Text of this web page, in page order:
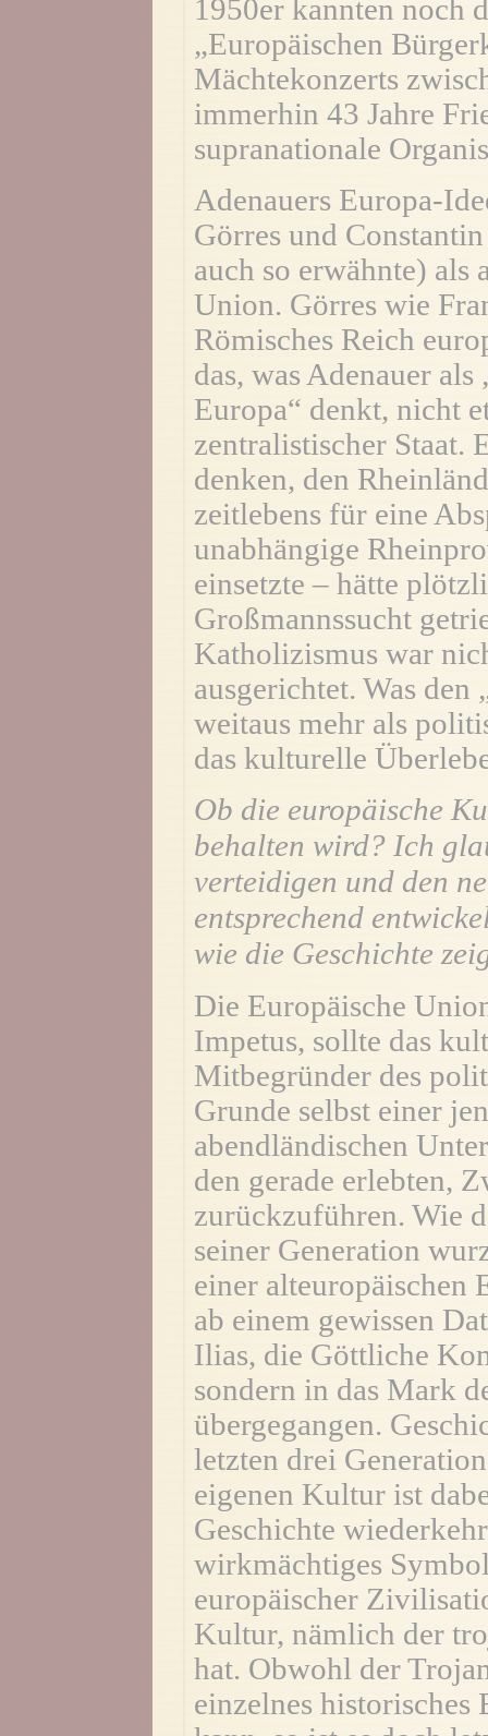
1950er kannten noch
„Europäischen
Mächtekonzerts
immerhin 43 Jahre
supranationale
Adenauers Europa-
Görres und
auch so erwähnte) als
Union. Görres wie
Römisches Reich
das, was Adenauer
Europa“ denkt, nicht
zentralistischer Staat.
denken, den
zeitlebens für eine
unabhängige
einsetzte – hätte
Großmannssucht
Katholizismus war
ausgerichtet. Was
weitaus mehr als
das kulturelle
Ob die europäische
behalten wird? Ich
verteidigen und den
entsprechend
wie die Geschichte
Die Europäische
Impetus, sollte das
Mitbegründer des
Grunde selbst einer
abendländischen
den gerade erlebten,
zurückzuführen. Wie
seiner Generation
einer alteuropäischen
ab einem gewissen
Ilias, die Göttliche
sondern in das Mark
übergegangen.
letzten drei
eigenen Kultur ist
Geschichte
wirkmächtiges
europäischer
Kultur, nämlich der
hat. Obwohl der
einzelnes historisches